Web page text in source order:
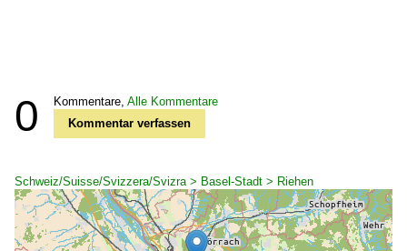
0 Kommentare, Alle Kommentare
Kommentar verfassen
Schweiz/Suisse/Svizzera/Svizra > Basel-Stadt > Riehen